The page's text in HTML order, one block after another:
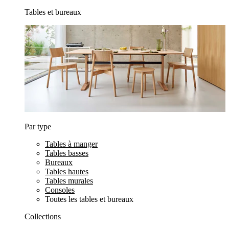
Tables et bureaux
Par type
Tables à manger
Tables basses
Bureaux
Tables hautes
Tables murales
Consoles
Toutes les tables et bureaux
Collections